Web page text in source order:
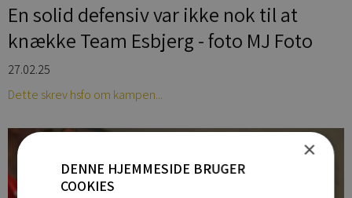
En solid defensiv var ikke nok til at
knække Team Esbjerg - foto MJ Foto
27.02.25
Dette skrev hsfo om kampen...
×
DENNE HJEMMESIDE BRUGER
COOKIES